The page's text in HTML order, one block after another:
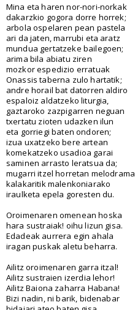
Mina eta haren nor-nori-norkak
dakarzkio gogora dorre horrek;
arbola ospelaren pean pastela
ari da jaten, marrubi eta aratz
mundua gertatzeke bailegoen;
arima bila abiatu ziren
mozkor espedizio erratuak
Onassis taberna zulo hartatik;
andre horail bat datorren aldiro
espaloiz aldatzeko liturgia,
gaztaroko zazpigarren neguan
txertatu zioten udazken ilun
eta gorriegi baten ondoren;
izua uxatzeko bere artean
komekatzeko usadioa garai
saminen arrasto leratsua da;
mugarri itzel horretan melodrama
kalakaritik malenkoniarako
iraulketa epela goresten du.
Oroimenaren omenean hoska
hara sustraiak! oihu lizun gisa.
Edadeak aurrera egin ahala
iragan puskak aletu beharra.
Ailitz oroimenaren garra itzal!
Ailitz sustraien izerdia lehor!
Ailitz Baiona zaharra Habana!
Bizi nadin, ni barik, bidenabar